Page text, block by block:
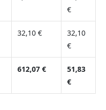
€
32,10 €
32,10
€
612,07 €
51,83
€